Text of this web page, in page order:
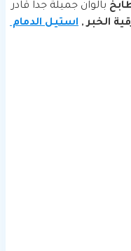
بالوان جميلة جدا قادر
الخبر , استيل الدمام